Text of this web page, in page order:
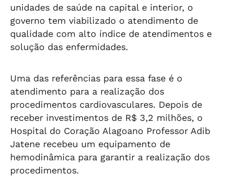
unidades de saúde na capital e interior, o
governo tem viabilizado o atendimento de
qualidade com alto índice de atendimentos e
solução das enfermidades.
Uma das referências para essa fase é o
atendimento para a realização dos
procedimentos cardiovasculares. Depois de
receber investimentos de R$ 3,2 milhões, o
Hospital do Coração Alagoano Professor Adib
Jatene recebeu um equipamento de
hemodinâmica para garantir a realização dos
procedimentos.